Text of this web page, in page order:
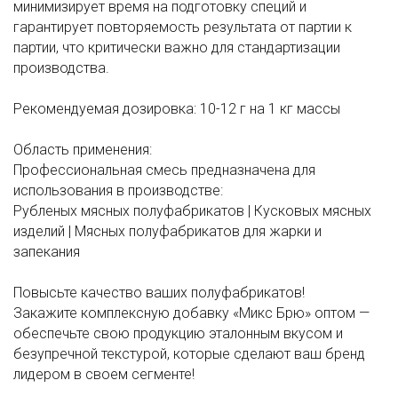
минимизирует время на подготовку специй и
гарантирует повторяемость результата от партии к
партии, что критически важно для стандартизации
производства.
Рекомендуемая дозировка: 10-12 г на 1 кг массы
Область применения:
Профессиональная смесь предназначена для
использования в производстве:
Рубленых мясных полуфабрикатов | Кусковых мясных
изделий | Мясных полуфабрикатов для жарки и
запекания
Повысьте качество ваших полуфабрикатов!
Закажите комплексную добавку «Микс Брю» оптом —
обеспечьте свою продукцию эталонным вкусом и
безупречной текстурой, которые сделают ваш бренд
лидером в своем сегменте!